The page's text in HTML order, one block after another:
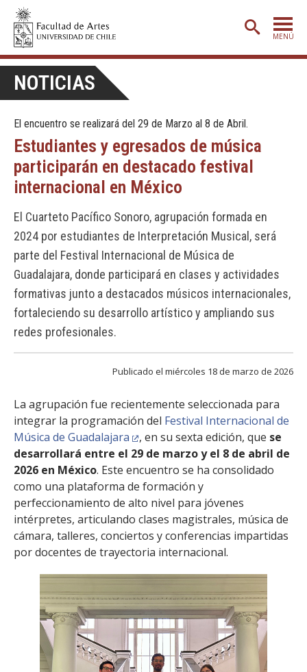
MENÚ
ADMISIÓN
ETAPA BÁSICA
CARRERAS
POSTGRADO
CREACIÓN E INVESTIGACIÓN
BIBLIOTECA
DEPARTAMENTOS
FACULTAD
Egresadas/os
NOTICIAS
El encuentro se realizará del 29 de Marzo al 8 de Abril.
Estudiantes y egresados de música
participarán en destacado festival
internacional en México
El Cuarteto Pacífico Sonoro, agrupación formada en
2024 por estudiantes de Interpretación Musical, será
parte del Festival Internacional de Música de
Guadalajara, donde participará en clases y actividades
formativas junto a destacados músicos internacionales,
fortaleciendo su desarrollo artístico y ampliando sus
redes profesionales.
Publicado el miércoles 18 de marzo de 2026
La agrupación fue recientemente seleccionada para
integrar la programación del Festival Internacional de
Música de Guadalajara
, en su sexta edición, que se
desarrollará entre el 29 de marzo y el 8 de abril de
2026 en México. Este encuentro se ha consolidado
como una plataforma de formación y
perfeccionamiento de alto nivel para jóvenes
intérpretes, articulando clases magistrales, música de
cámara, talleres, conciertos y conferencias impartidas
por docentes de trayectoria internacional.